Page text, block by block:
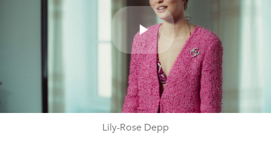
Play
Video
Lily-Rose Depp